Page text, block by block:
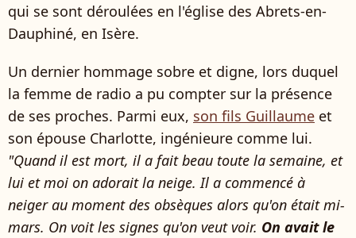
qui se sont déroulées en l'église des Abrets-en-
Dauphiné, en Isère.
Un dernier hommage sobre et digne, lors duquel
la femme de radio a pu compter sur la présence
de ses proches. Parmi eux, son fils Guillaume et
son épouse Charlotte, ingénieure comme lui.
"Quand il est mort, il a fait beau toute la semaine, et
lui et moi on adorait la neige. Il a commencé à
neiger au moment des obsèques alors qu'on était mi-
mars. On voit les signes qu'on veut voir. On avait le